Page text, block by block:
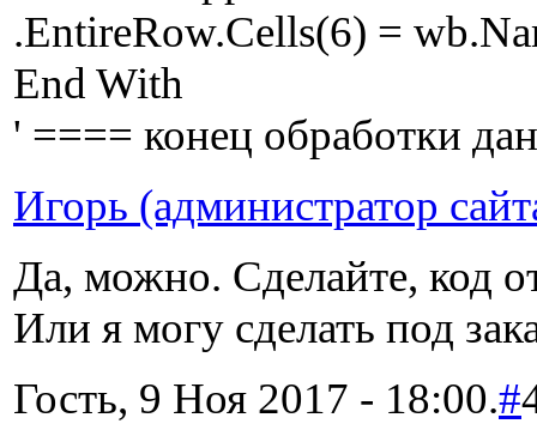
.EntireRow.Cells(6) =
End With
' ==== конец обработки
Игорь (администратор
Да, можно. Сделайте, код
Или я могу сделать под
Гость, 9 Ноя 2017 - 18:00.#